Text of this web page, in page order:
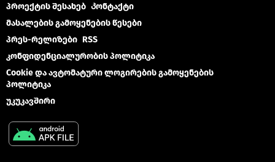
პროექტის შესახებ Კონტაქტი
მასალების გამოყენების წესები
პრეს-რელიზები RSS
კონფიდენციალურობის პოლიტიკა
Cookie და ავტომატური ლოგირების გამოყენების
პოლიტიკა
უკუკავშირი